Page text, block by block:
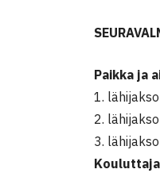
Paikka ja
1.
2.
3.